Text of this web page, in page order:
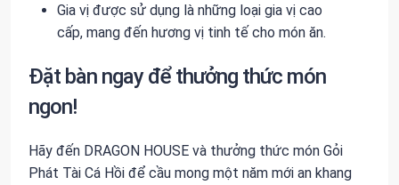
Gia vị được sử dụng là những loại gia vị cao
cấp, mang đến hương vị tinh tế cho món ăn.
Đặt bàn ngay để thưởng thức món
ngon!
Hãy đến DRAGON HOUSE và thưởng thức món Gỏi
Phát Tài Cá Hồi để cầu mong một năm mới an khang